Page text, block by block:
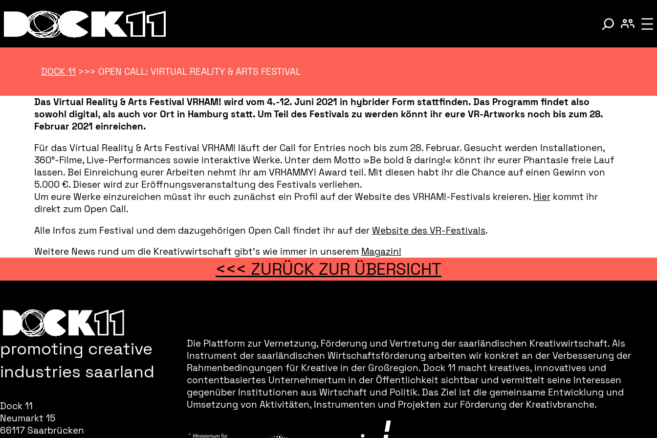
DOCK 11 >>> OPEN CALL: VIRTUAL REALITY & ARTS FESTIVAL
Das Virtual Reality & Arts Festival VRHAM! wird vom 4.-12. Juni 2021 in hybrider Form stattfinden. Das Programm findet also
sowohl digital, als auch vor Ort in Hamburg statt. Um Teil des Festivals zu werden könnt ihr eure VR-Artworks noch bis zum 28.
Februar 2021 einreichen.
Für das Virtual Reality & Arts Festival VRHAM! läuft der Call for Entries noch bis zum 28. Februar. Gesucht werden Installationen,
360°-Filme, Live-Performances sowie interaktive Werke. Unter dem Motto »Be bold & daring!« könnt ihr eurer Phantasie freie Lauf
lassen. Bei Einreichung eurer Arbeiten nehmt ihr am VRHAMMY! Award teil. Mit diesen habt ihr die Chance auf einen Gewinn von
5.000 €. Dieser wird zur Eröffnungsveranstaltung des Festivals verliehen.
Um eure Werke einzureichen müsst ihr euch zunächst ein Profil auf der Website des VRHAM!-Festivals kreieren. Hierkommt ihr
direkt zum Open Call.
Alle Infos zum Festival und dem dazugehörigen Open Call findet ihr auf der Website des VR-Festivals.
Weitere News rund um die Kreativwirtschaft gibt’s wie immer in unserem Magazin!
<<< ZURÜCK ZUR ÜBERSICHT
promoting creative
industries saarland
Dock 11
Neumarkt 15
66117 Saarbrücken
Die Plattform zur Vernetzung, Förderung und Vertretung der saarländischen Kreativwirtschaft. Als
Instrument der saarländischen Wirtschaftsförderung arbeiten wir konkret an der Verbesserung der
Rahmenbedingungen für Kreative in der Großregion. Dock 11 macht kreatives, innovatives und
contentbasiertes Unternehmertum in der Öffentlichkeit sichtbar und vermittelt seine Interessen
gegenüber Institutionen aus Wirtschaft und Politik. Das Ziel ist die gemeinsame Entwicklung und
Umsetzung von Aktivitäten, Instrumenten und Projekten zur Förderung der Kreativbranche.